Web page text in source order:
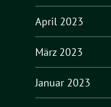
April 2023
März 2023
Januar 2023